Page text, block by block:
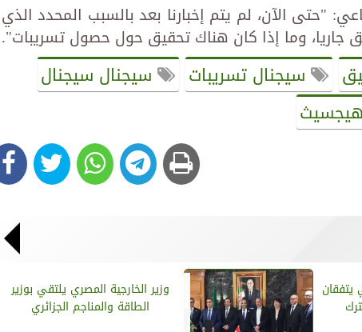
"حتى الآن، لم يتم إخبارنا بعد بالسبب المحدد الذي
جاريا، وما إذا كان هناك تحقيق حول حصول تسريبات".
سيجنال تسريبات
سيجنال سيجنال
هيجسيث
يتفقان
وزير الخارجية المصري يلتقي بوزير
الطاقة والمناجم الجزائري